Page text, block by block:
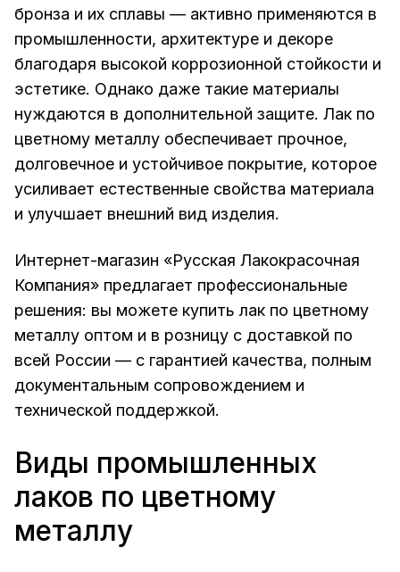
бронза и их сплавы — активно применяются в
промышленности, архитектуре и декоре
благодаря высокой коррозионной стойкости и
эстетике. Однако даже такие материалы
нуждаются в дополнительной защите. Лак по
цветному металлу обеспечивает прочное,
долговечное и устойчивое покрытие, которое
усиливает естественные свойства материала
и улучшает внешний вид изделия.
Интернет-магазин «Русская Лакокрасочная
Компания» предлагает профессиональные
решения: вы можете купить лак по цветному
металлу оптом и в розницу с доставкой по
всей России — с гарантией качества, полным
документальным сопровождением и
технической поддержкой.
Виды промышленных
лаков по цветному
металлу